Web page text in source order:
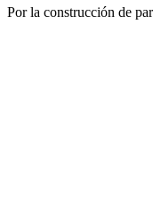
Por la construcción de